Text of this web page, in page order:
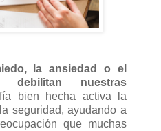
la ansiedad o el
debilitan nuestras
bien hecha activa la
seguridad, ayudando a
que muchas